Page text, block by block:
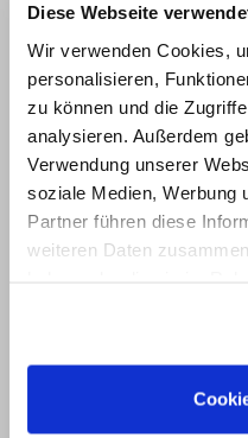
Diese Webseite
Wir verwenden Cookies,
personalisieren,
zu können und die
analysieren. Außerdem
Verwendung unserer
soziale Medien, Werbung
Partner führen diese
weiteren Daten
Signatur: RW 42
Datum: Okt.